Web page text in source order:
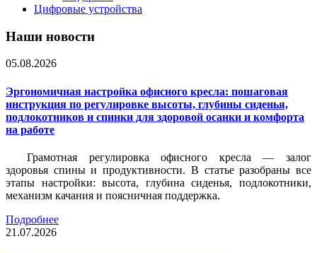
Цифровые устройства
Наши новости
05.08.2026
Эргономичная настройка офисного кресла: пошаговая
инструкция по регулировке высоты, глубины сиденья,
подлокотников и спинки для здоровой осанки и комфорта
на работе
Грамотная регулировка офисного кресла — залог
здоровья спины и продуктивности. В статье разобраны все
этапы настройки: высота, глубина сиденья, подлокотники,
механизм качания и поясничная поддержка.
Подробнее
21.07.2026